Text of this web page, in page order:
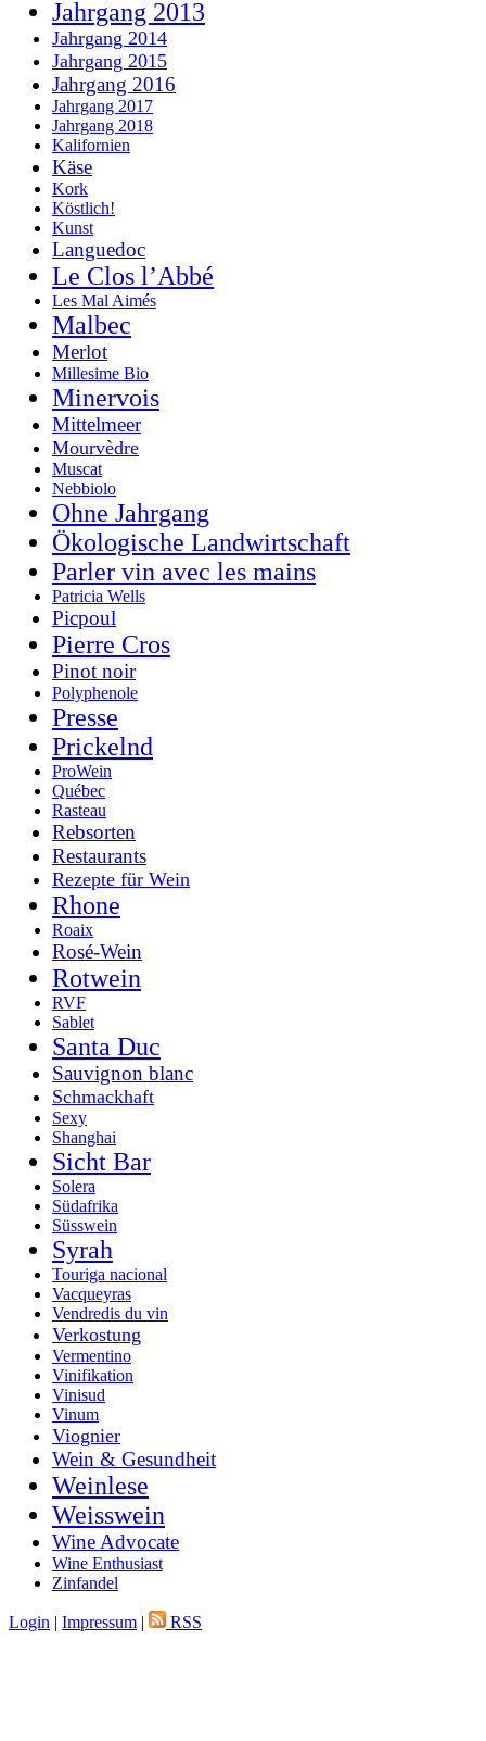
Jahrgang 2013
Jahrgang 2014
Jahrgang 2015
Jahrgang 2016
Jahrgang 2017
Jahrgang 2018
Kalifornien
Käse
Kork
Köstlich!
Kunst
Languedoc
Le Clos l’Abbé
Les Mal Aimés
Malbec
Merlot
Millesime Bio
Minervois
Mittelmeer
Mourvèdre
Muscat
Nebbiolo
Ohne Jahrgang
Ökologische Landwirtschaft
Parler vin avec les mains
Patricia Wells
Picpoul
Pierre Cros
Pinot noir
Polyphenole
Presse
Prickelnd
ProWein
Québec
Rasteau
Rebsorten
Restaurants
Rezepte für Wein
Rhone
Roaix
Rosé-Wein
Rotwein
RVF
Sablet
Santa Duc
Sauvignon blanc
Schmackhaft
Sexy
Shanghai
Sicht Bar
Solera
Südafrika
Süsswein
Syrah
Touriga nacional
Vacqueyras
Vendredis du vin
Verkostung
Vermentino
Vinifikation
Vinisud
Vinum
Viognier
Wein & Gesundheit
Weinlese
Weisswein
Wine Advocate
Wine Enthusiast
Zinfandel
Login | Impressum | RSS